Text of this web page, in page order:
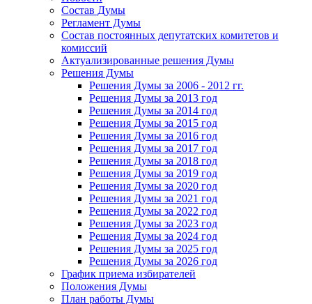
Состав Думы
Регламент Думы
Состав постоянных депутатских комитетов и
комиссий
Актуализированные решения Думы
Решения Думы
Решения Думы за 2006 - 2012 гг.
Решения Думы за 2013 год
Решения Думы за 2014 год
Решения Думы за 2015 год
Решения Думы за 2016 год
Решения Думы за 2017 год
Решения Думы за 2018 год
Решения Думы за 2019 год
Решения Думы за 2020 год
Решения Думы за 2021 год
Решения Думы за 2022 год
Решения Думы за 2023 год
Решения Думы за 2024 год
Решения Думы за 2025 год
Решения Думы за 2026 год
График приема избирателей
Положения Думы
План работы Думы